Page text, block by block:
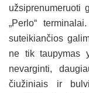
užsiprenumeruoti
„Perlo“
suteikiančios
ne tik taupymas
nevarginti,
čiužiniais ir